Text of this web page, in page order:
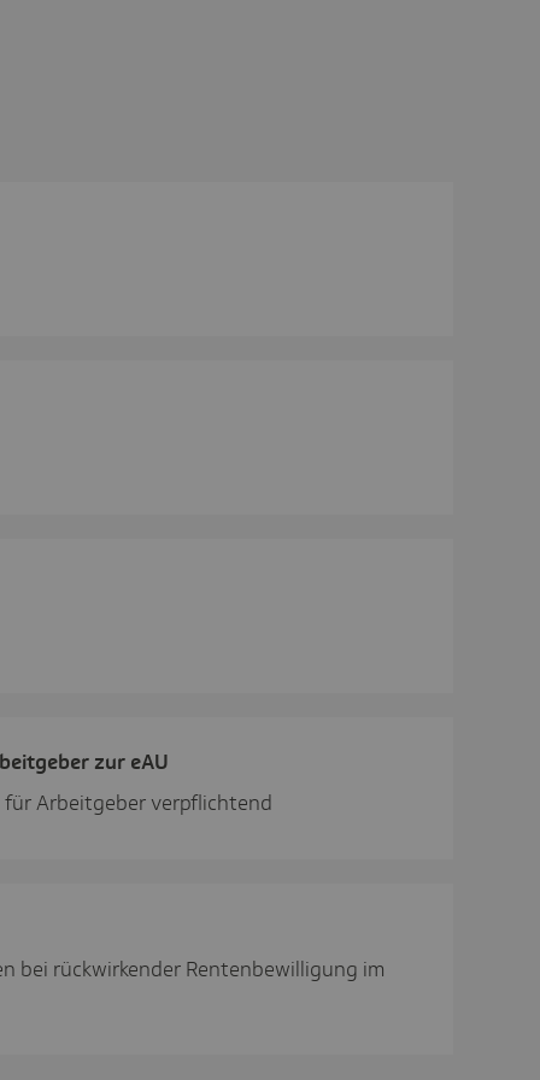
zur eAU
für Arbeitgeber verpflichtend
bei rückwirkender Rentenbewilligung im